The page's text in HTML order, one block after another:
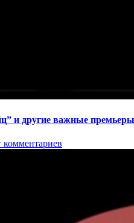
и другие важные премьеры
комментариев